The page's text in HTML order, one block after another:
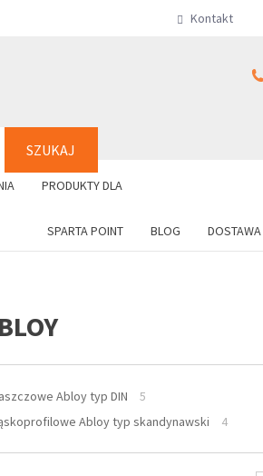
Kontakt
SZUKAJ
PRODUKTY DLA
SPARTA POINT BLOG DOSTAWA
+48 61 815 00 86
Abloy typ DIN
5
Abloy typ skandynawski
4